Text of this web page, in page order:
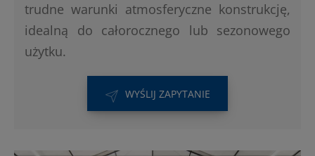
trudne warunki atmosferyczne konstrukcję,
idealną do całorocznego lub sezonowego
użytku.
WYŚLIJ ZAPYTANIE